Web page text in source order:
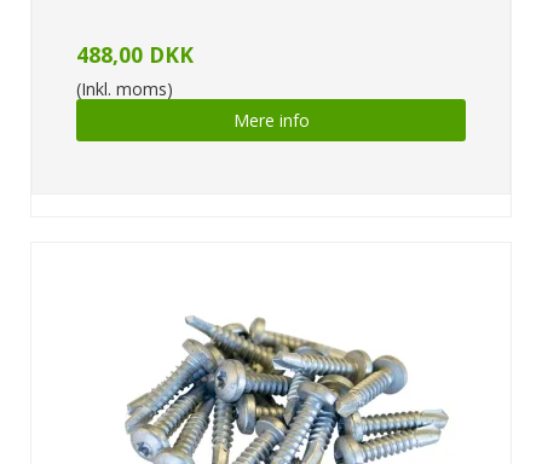
488,00 DKK
(Inkl. moms)
Mere info